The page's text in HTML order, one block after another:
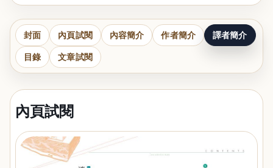
封面 內頁試閱 內容簡介 作者簡介 譯者簡介
目錄 文章試閱
內頁試閱